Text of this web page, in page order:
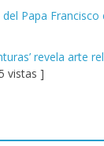
Papa Francisco
revela arte
vistas ]